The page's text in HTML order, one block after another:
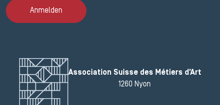
Anmelden
Association Suisse des Métiers d'Art
1260 Nyon